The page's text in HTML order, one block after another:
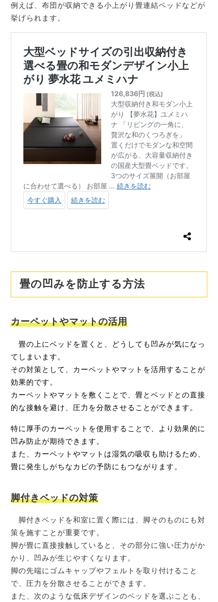
例えば、布団が収納できる小上がり畳連結ベッドなどが
挙げられます。
畳の凹みを防止する方法
カーペットやマットの活用
畳の上にベッドを置くと、どうしても凹みが気になっ
てしまいます。
その対策として、カーペットやマットを活用することが
効果的です。
カーペットやマットを敷くことで、畳とベッドとの直接
的な接触を避け、圧力を分散させることができます。
特に厚手のカーペットを使用することで、より効果的に
凹み防止が期待できます。
また、カーペットやマットは湿気の吸収も助けるため、
畳に発生しがちなカビの予防にもつながります。
脚付きベッドの対策
脚付きベッドを和室に置く際には、脚そのものにも対
策を施すことが重要です。
脚が畳に直接接触していると、その部分に強い圧力がか
かり、凹みが生じやすくなります。
脚の先端にゴムキャップやフェルトを取り付けること
で、圧力を分散させることができます。
また、次のような低床デザインのベッドを選ぶことも、